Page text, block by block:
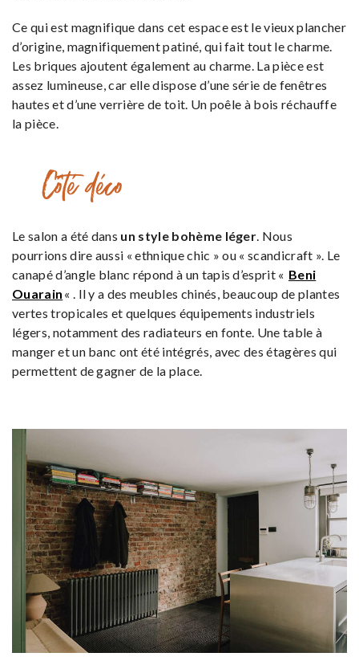
Ce qui est magnifique dans cet espace est le vieux plancher
d’origine, magnifiquement patiné, qui fait tout le charme.
Les briques ajoutent également au charme. La pièce est
assez lumineuse, car elle dispose d’une série de fenêtres
hautes et d’une verrière de toit. Un poêle à bois réchauffe
la pièce.
Côté déco
Le salon a été dans un style bohème léger . Nous
pourrions dire aussi « ethnique chic » ou « scandicraft ». Le
canapé d’angle blanc répond à un tapis d’esprit « Beni
Ouarain « . Il y a des meubles chinés, beaucoup de plantes
vertes tropicales et quelques équipements industriels
légers, notamment des radiateurs en fonte. Une table à
manger et un banc ont été intégrés, avec des étagères qui
permettent de gagner de la place.